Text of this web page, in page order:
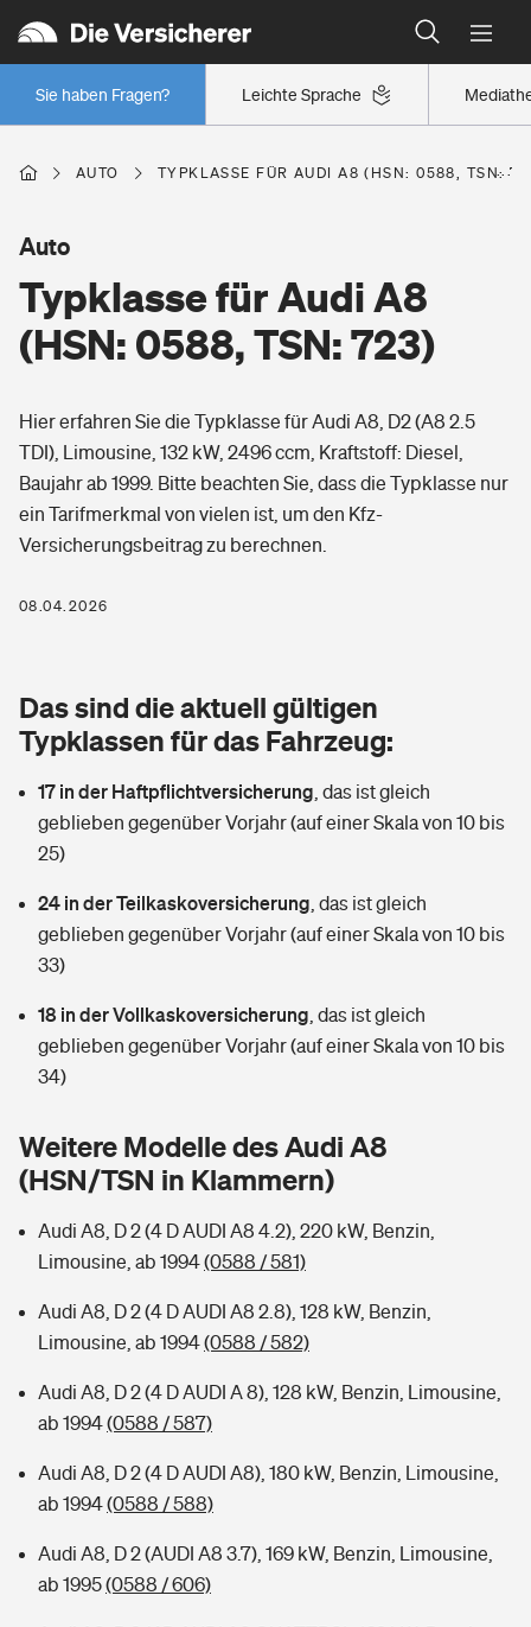
Leichte Sprache
Sie haben Fragen?
Wer versichert was: Jetzt Versicherer finden
Regionalklassen: So ist Ihre Region eingestuft
Wer versichert was: Jetzt Versicherer finden
Berufsunfähigkeitsversicherung
Erwerbsunfähigkeitsversicherung
Grundfähigkeitsversicherung
Arbeitsrechtsschutz
Berufshaftpflichtversicherung
Zur Übersicht
Tools
Wer versichert was: Jetzt Versicherer finden
Sie haben Fragen?
Wohnen
Glasversicherung
Mietkautionsversicherung
Restkreditversicherung
Zur Übersicht
Tools
Wer versichert was: Jetzt Versicherer finden
Sie haben Fragen?
Freizeit
Pri­vate Haft­pflicht­
Kinderunfall­ver­si­che­rung
Kinderinvalidität
Hundehalter-Haftpflicht
Handyversicherung
Musikinstrumentenversicherung
Zur Übersicht
Kinderunfall-Check: Mehr Sicherheit für deine Kids
Typklassen: So ist Ihr Auto eingestuft
Gesundheit
Private Krankenversicherung
Dread-Disease-Versicherung
Tierkrankenversicherung
Zur Übersicht
Tools
Wer versichert was: Jetzt Versicherer finden
Sie haben Fragen?
Rentenrechner: Wie viel Geld bekomme ich im Alter?
AUTO TYPKLASSE FÜR AUDI A8 (HSN: 0588, TSN:
Typklasse für Audi A8
(HSN: 0588, TSN: 723)
Auto
Hier erfahren Sie die Typklasse für Audi A8, D2 (A8 2.5
TDI), Limousine, 132 kW, 2496 ccm, Kraftstoff: Diesel,
Baujahr ab 1999. Bitte beachten Sie, dass die Typklasse nur
ein Tarifmerkmal von vielen ist, um den Kfz-
Versicherungsbeitrag zu berechnen.
08.04.2026
Das sind die aktuell gültigen
Typklassen für das Fahrzeug:
17 in der Haftpflichtversicherung das ist gleich
geblieben gegenüber Vorjahr (auf einer Skala von 10 bis
25)
24 in der Teilkaskoversicherung das ist gleich
geblieben gegenüber Vorjahr (auf einer Skala von 10 bis
33)
18 in der Vollkaskoversicherung das ist gleich
geblieben gegenüber Vorjahr (auf einer Skala von 10 bis
34)
Weitere Modelle des Audi A8
(HSN/TSN in Klammern)
Audi A8, D 2 (4 D AUDI A8 4.2), 220 kW, Benzin,
Limousine, ab 1994(0588 / 581)
Audi A8, D 2 (4 D AUDI A8 2.8), 128 kW, Benzin,
Limousine, ab 1994(0588 / 582)
Audi A8, D 2 (4 D AUDI A 8), 128 kW, Benzin, Limousine,
ab 1994(0588 / 587)
Audi A8, D 2 (4 D AUDI A8), 180 kW, Benzin, Limousine,
ab 1994(0588 / 588)
Audi A8, D 2 (AUDI A8 3.7), 169 kW, Benzin, Limousine,
ab 1995(0588 / 606)